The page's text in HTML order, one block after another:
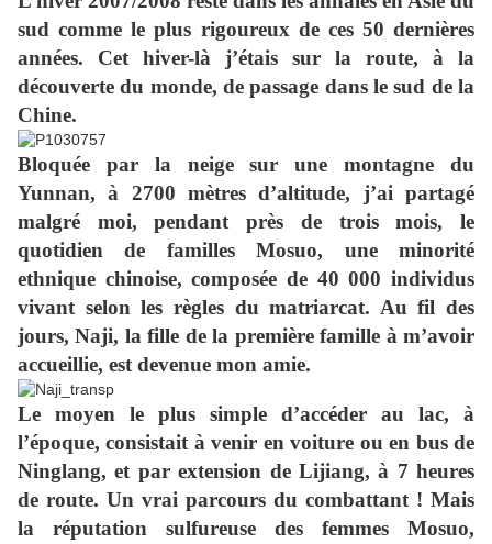
sud comme le plus rigoureux de ces 50 dernières
années. Cet hiver-là j’étais sur la route, à la
découverte du monde, de passage dans le sud de la
Chine.
Bloquée par la neige sur une montagne du
Yunnan, à 2700 mètres d’altitude, j’ai partagé
malgré moi, pendant près de trois mois, le
quotidien de familles Mosuo, une minorité
ethnique chinoise, composée de 40 000 individus
vivant selon les règles du matriarcat. Au fil des
jours, Naji, la fille de la première famille à m’avoir
accueillie, est devenue mon amie.
Le moyen le plus simple d’accéder au lac, à
l’époque, consistait à venir en voiture ou en bus de
Ninglang, et par extension de Lijiang, à 7 heures
de route. Un vrai parcours du combattant ! Mais
la réputation sulfureuse des femmes Mosuo,